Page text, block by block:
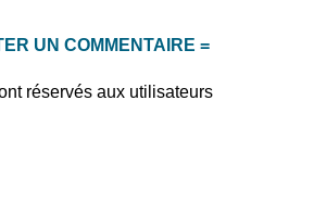
UN COMMENTAIRE =
réservés aux utilisateurs